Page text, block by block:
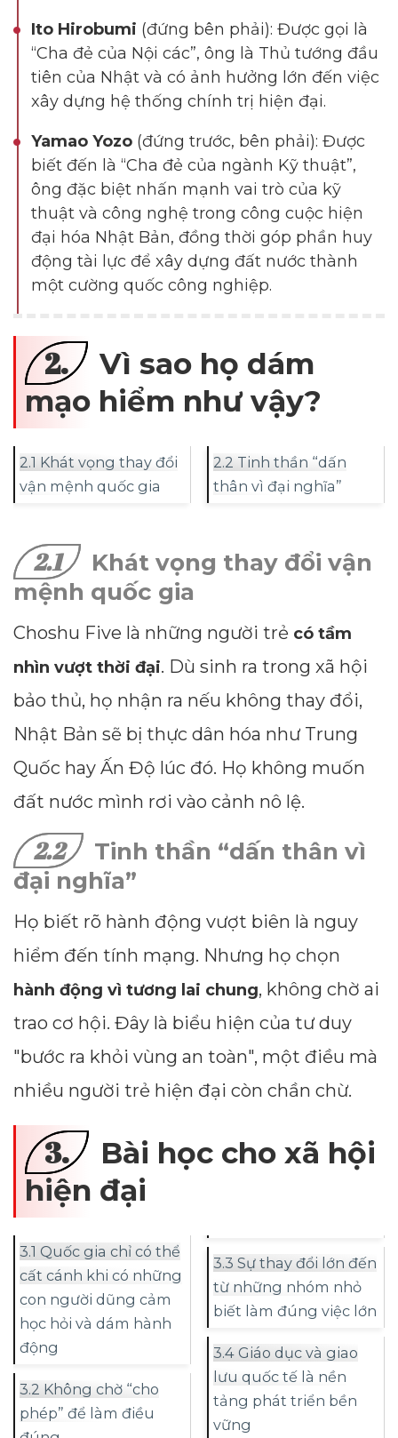
Ito Hirobumi (đứng bên phải): Được gọi là
“Cha đẻ của Nội các”, ông là Thủ tướng đầu
tiên của Nhật và có ảnh hưởng lớn đến việc
xây dựng hệ thống chính trị hiện đại.
Yamao Yozo (đứng trước, bên phải): Được
biết đến là “Cha đẻ của ngành Kỹ thuật”,
ông đặc biệt nhấn mạnh vai trò của kỹ
thuật và công nghệ trong công cuộc hiện
đại hóa Nhật Bản, đồng thời góp phần huy
động tài lực để xây dựng đất nước thành
một cường quốc công nghiệp.
2.
Vì sao họ dám
mạo hiểm như vậy?
2.1 Khát vọng thay đổi
vận mệnh quốc gia
2.2 Tinh thần “dấn
thân vì đại nghĩa”
2.1
Khát vọng thay đổi vận
mệnh quốc gia
Choshu Five là những người trẻ có tầm
nhìn vượt thời đại. Dù sinh ra trong xã hội
bảo thủ, họ nhận ra nếu không thay đổi,
Nhật Bản sẽ bị thực dân hóa như Trung
Quốc hay Ấn Độ lúc đó. Họ không muốn
đất nước mình rơi vào cảnh nô lệ.
2.2
Tinh thần “dấn thân vì
đại nghĩa”
Họ biết rõ hành động vượt biên là nguy
hiểm đến tính mạng. Nhưng họ chọn
hành động vì tương lai chung, không chờ ai
trao cơ hội. Đây là biểu hiện của tư duy
"bước ra khỏi vùng an toàn", một điều mà
nhiều người trẻ hiện đại còn chần chừ.
3.
Bài học cho xã hội
hiện đại
3.1 Quốc gia chỉ có thể
cất cánh khi có những
con người dũng cảm
học hỏi và dám hành
động
3.2 Không chờ “cho
phép” để làm điều
3.3 Sự thay đổi lớn đến
từ những nhóm nhỏ
biết làm đúng việc lớn
3.4 Giáo dục và giao
lưu quốc tế là nền
tảng phát triển bền
vững